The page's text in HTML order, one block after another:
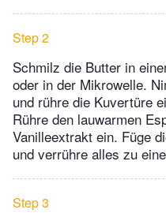
Step 2
Schmilz die Butter in
oder in der Mikrowelle.
und rühre die Kuvertüre
Rühre den lauwarmen
Vanilleextrakt ein. Füge
und verrühre alles zu
Step 3